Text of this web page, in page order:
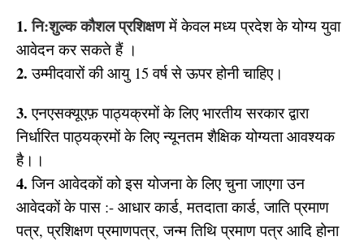
1. नि:शुल्क कौशल प्रशिक्षण में केवल मध्य प्रदेश के योग्य युवा
आवेदन कर सकते हैं ।
2. उम्मीदवारों की आयु 15 वर्ष से ऊपर होनी चाहिए।
3. एनएसक्यूएफ़ पाठ्यक्रमों के लिए भारतीय सरकार द्वारा
निर्धारित पाठ्यक्रमों के लिए न्यूनतम शैक्षिक योग्यता आवश्यक
है।।
4. जिन आवेदकों को इस योजना के लिए चुना जाएगा उन
आवेदकों के पास :- आधार कार्ड, मतदाता कार्ड, जाति प्रमाण
पत्र, प्रशिक्षण प्रमाणपत्र, जन्म तिथि प्रमाण पत्र आदि होना